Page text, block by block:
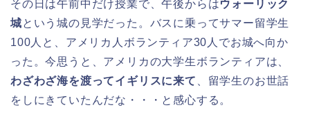
その日は午前中だけ授業で、午後からはウォーリック
城という城の見学だった。バスに乗ってサマー留学生
100人と、アメリカ人ボランティア30人でお城へ向か
った。今思うと、アメリカの大学生ボランティアは、
わざわざ海を渡ってイギリスに来て
、留学生のお世話
をしにきていたんだな・・・と感心する。